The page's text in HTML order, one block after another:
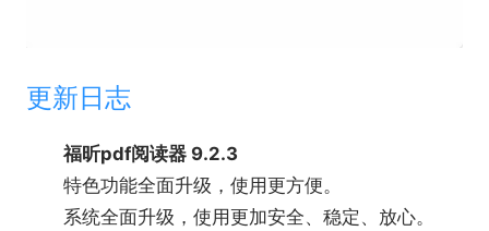
更新日志
福昕pdf阅读器 9.2.3
特色功能全面升级，使用更方便。
系统全面升级，使用更加安全、稳定、放心。